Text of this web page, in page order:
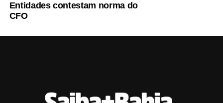
Entidades contestam norma do
CFO